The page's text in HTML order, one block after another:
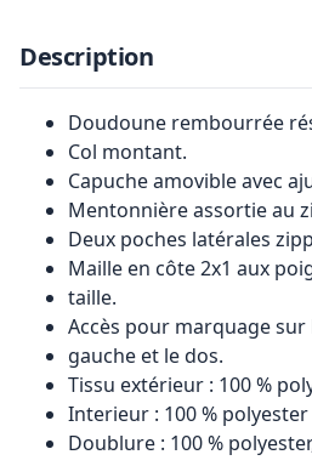
Description
Doudoune rembourrée
Col montant.
Capuche amovible avec
Mentonnière assortie au
Deux poches latérales
Maille en côte 2x1 aux
taille.
Accès pour marquage
gauche et le dos.
Tissu extérieur : 100 %
Interieur : 100 % polyester
Doublure : 100 %